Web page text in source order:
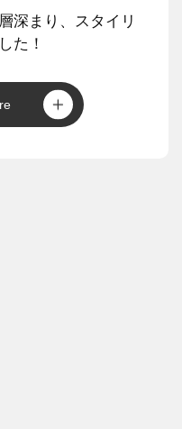
深まり、スタイリ
た！